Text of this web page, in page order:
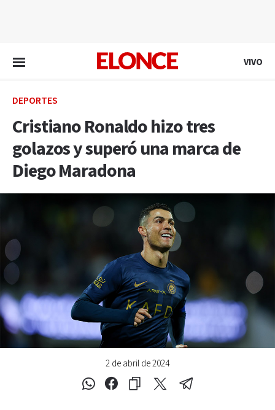
VIVO
DEPORTES
Cristiano Ronaldo hizo tres
golazos y superó una marca de
Diego Maradona
2 de abril de 2024